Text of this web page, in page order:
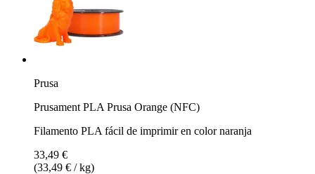
Prusa
Prusament PLA Prusa Orange (NFC)
Filamento PLA fácil de imprimir en color naranja
33,49 €
(33,49 € / kg)